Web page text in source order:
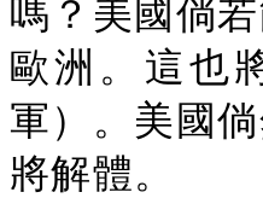
嗎？美國倘
歐洲。這也
軍）。美國
將解體。